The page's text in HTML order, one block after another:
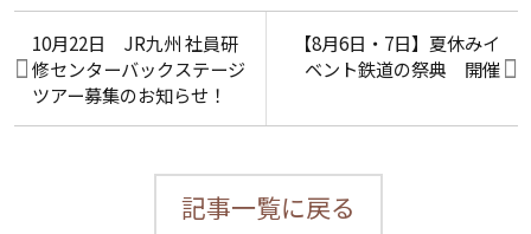
10月22日 JR九州 社員研
修センターバックステージ
ツアー募集のお知らせ！
【8月6日・7日】夏休みイ
ベント鉄道の祭典 開催
記事一覧に戻る